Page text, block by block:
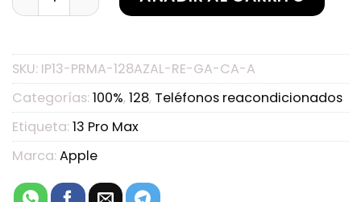
SKU: IP13-PRMA-128AZAL-RE-GA-CA-A
Categorías: 100%, 128, Teléfonos reacondicionados
Etiqueta: 13 Pro Max
Marca: Apple